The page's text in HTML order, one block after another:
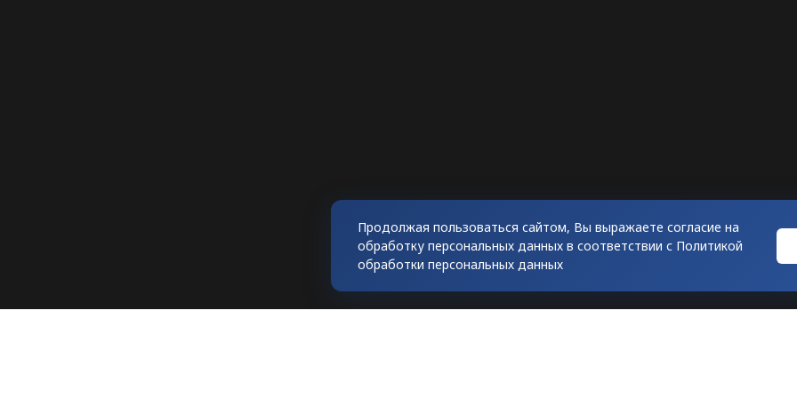
Продолжая пользоваться сайтом, Вы выражаете согласие на
обработку персональных данных в соответствии с Политикой
обработки персональных данных